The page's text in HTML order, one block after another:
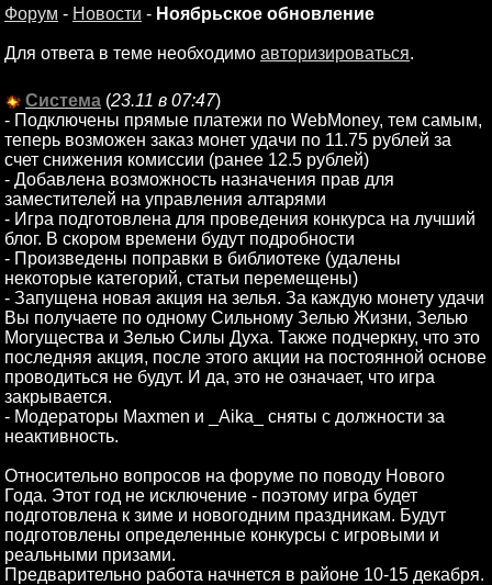
Форум - Новости - Ноябрьское обновление
Для ответа в теме необходимо авторизироваться.
Система (23.11 в 07:47)
- Подключены прямые платежи по WebMoney, тем самым,
теперь возможен заказ монет удачи по 11.75 рублей за
счет снижения комиссии (ранее 12.5 рублей)
- Добавлена возможность назначения прав для
заместителей на управления алтарями
- Игра подготовлена для проведения конкурса на лучший
блог. В скором времени будут подробности
- Произведены поправки в библиотеке (удалены
некоторые категорий, статьи перемещены)
- Запущена новая акция на зелья. За каждую монету удачи
Вы получаете по одному Сильному Зелью Жизни, Зелью
Могущества и Зелью Силы Духа. Также подчеркну, что это
последняя акция, после этого акции на постоянной основе
проводиться не будут. И да, это не означает, что игра
закрывается.
- Модераторы Maxmen и _Aika_ сняты с должности за
неактивность.
Относительно вопросов на форуме по поводу Нового
Года. Этот год не исключение - поэтому игра будет
подготовлена к зиме и новогодним праздникам. Будут
подготовлены определенные конкурсы с игровыми и
реальными призами.
Предварительно работа начнется в районе 10-15 декабря.